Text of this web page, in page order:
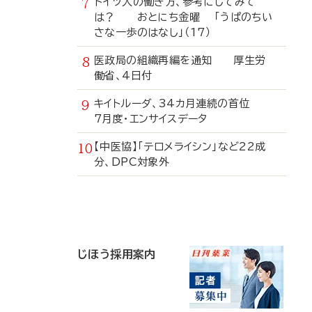
は？ おとにち金曜 「うぱのちい
さな一歩のはなし」（17）
医政局の組織再編を通知 厚生労
働省、4日付
キイトルーダ、34カ月連続の首位
7月度・エンサイスデータ
【中医協】「テロメライシン」など22成
分、DPC対象外
じほう採用案内